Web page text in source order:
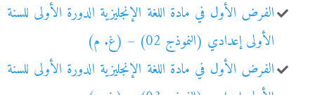
الفرض الأول في مادة اللغة الإنجليزية الدورة الأولى للسنة
الأولى إعدادي (النموذج 02) – (غ. م)
الفرض الأول في مادة اللغة الإنجليزية الدورة الأولى للسنة